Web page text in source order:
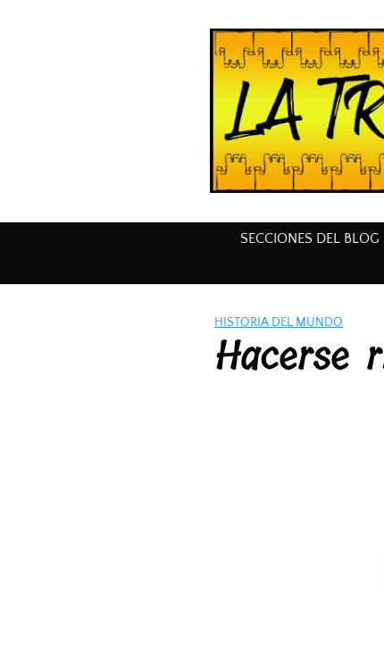
SECCIONES DEL BLOG
HISTORIA DEL MUNDO
Hacerse